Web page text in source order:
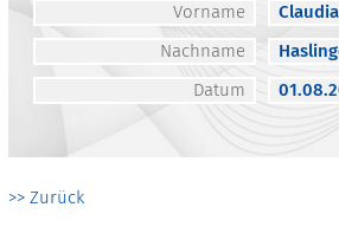
Vorname
Nachname
Datum
>> Zurück